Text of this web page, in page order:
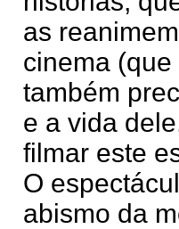
as
cinema
também
e a vida
filmar este
O
abismo da